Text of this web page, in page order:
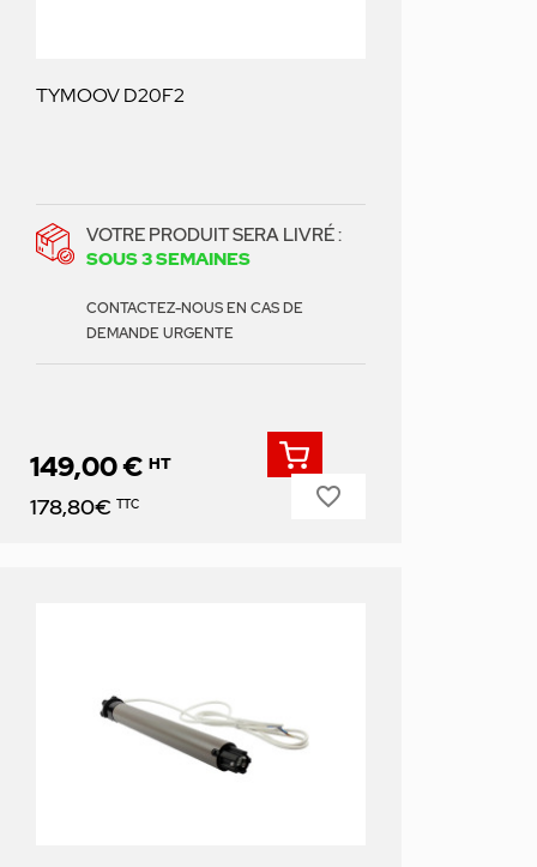
TYMOOV D20F2
VOTRE PRODUIT SERA LIVRÉ :
SOUS 3 SEMAINES
CONTACTEZ-NOUS EN CAS DE
DEMANDE URGENTE
Prix
149,00 € HT
178,80€ TTC favorite_border